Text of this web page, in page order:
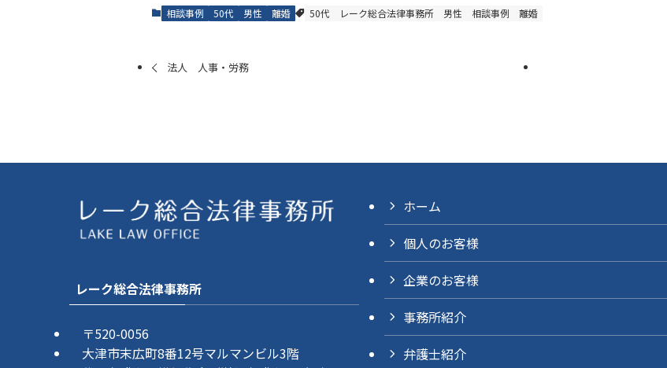
相談事例 50代 男性 離婚 50代 レーク総合法律事務所 男性 相談事例 離婚
法人 人事・労務
レーク総合法律事務所
〒520-0056
大津市末広町8番12号マルマンビル3階
ホーム
個人のお客様
企業のお客様
事務所紹介
弁護士紹介